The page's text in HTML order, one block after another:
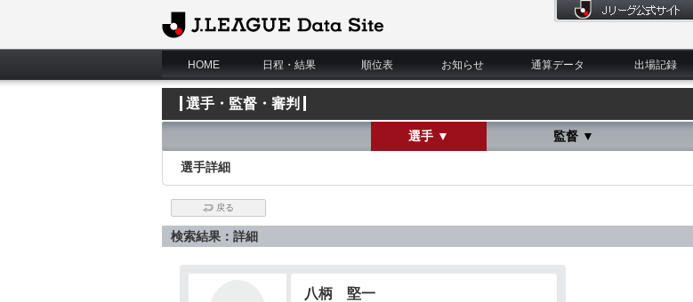
J.League Data Site
HOME 日程・結果 順位表 お知らせ 通算データ 出場記録
選手・監督・審判
選手 ▼ 監督 ▼
選手詳細
戻る
検索結果：詳細
八柄 堅一